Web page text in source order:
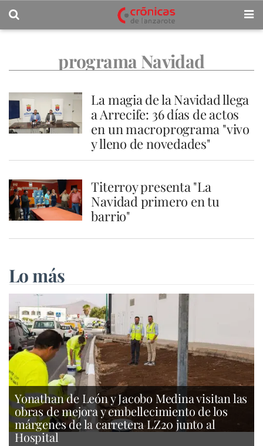
programa Navidad
La magia de la Navidad llega
a Arrecife: 36 días de actos
en un macroprograma "vivo
y lleno de novedades"
Titerroy presenta "La
Navidad primero en tu
barrio"
Lo más
Yonathan de León y Jacobo Medina visitan las
obras de mejora y embellecimiento de los
márgenes de la carretera LZ20 junto al
Hospital